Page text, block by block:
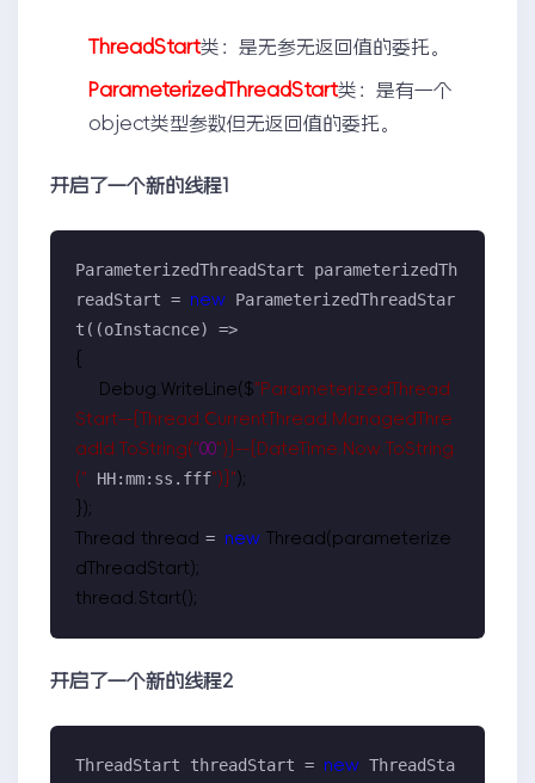
ThreadStart类：是无参无返回值的委托。
ParameterizedThreadStart类：是有一个
object类型参数但无返回值的委托。
开启了一个新的线程1
ParameterizedThreadStart parameterizedTh
readStart =
new ParameterizedThreadStar
t((oInstacnce) =>
{
    Debug.WriteLine($
" ParameterizedThread
Start--{Thread.CurrentThread.ManagedThre
adId.ToString("00")}--{DateTime.Now.ToString
(" HH:mm:ss.fff")}" );
});
Thread thread = new Thread(parameterize
dThreadStart);
thread.Start();
开启了一个新的线程2
ThreadStart threadStart = new ThreadSta